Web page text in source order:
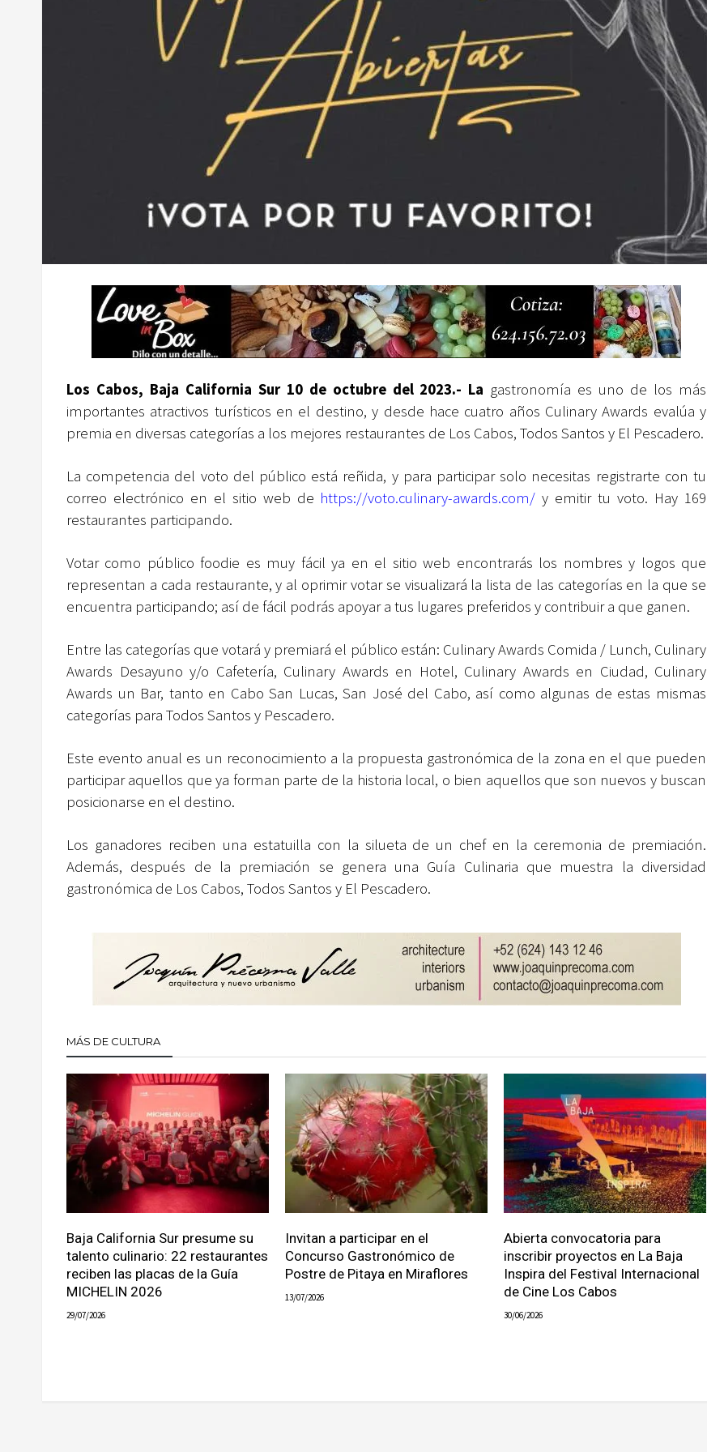
Los Cabos, Baja California Sur 10 de octubre del 2023.- La gastronomía es uno de los más
importantes atractivos turísticos en el destino, y desde hace cuatro años Culinary Awards evalúa y
premia en diversas categorías a los mejores restaurantes de Los Cabos, Todos Santos y El Pescadero.
La competencia del voto del público está reñida, y para participar solo necesitas registrarte con tu
correo electrónico en el sitio web de https://voto.culinary-awards.com/ y emitir tu voto. Hay 169
restaurantes participando.
Votar como público foodie es muy fácil ya en el sitio web encontrarás los nombres y logos que
representan a cada restaurante, y al oprimir votar se visualizará la lista de las categorías en la que se
encuentra participando; así de fácil podrás apoyar a tus lugares preferidos y contribuir a que ganen.
Entre las categorías que votará y premiará el público están: Culinary Awards Comida / Lunch, Culinary
Awards Desayuno y/o Cafetería, Culinary Awards en Hotel, Culinary Awards en Ciudad, Culinary
Awards un Bar, tanto en Cabo San Lucas, San José del Cabo, así como algunas de estas mismas
categorías para Todos Santos y Pescadero.
Este evento anual es un reconocimiento a la propuesta gastronómica de la zona en el que pueden
participar aquellos que ya forman parte de la historia local, o bien aquellos que son nuevos y buscan
posicionarse en el destino.
Los ganadores reciben una estatuilla con la silueta de un chef en la ceremonia de premiación.
Además, después de la premiación se genera una Guía Culinaria que muestra la diversidad
gastronómica de Los Cabos, Todos Santos y El Pescadero.
MÁS DE CULTURA
Baja California Sur presume su
talento culinario: 22 restaurantes
reciben las placas de la Guía
MICHELIN 2026
29/07/2026
Invitan a participar en el
Concurso Gastronómico de
Postre de Pitaya en Miraflores
13/07/2026
Abierta convocatoria para
inscribir proyectos en La Baja
Inspira del Festival Internacional
de Cine Los Cabos
30/06/2026